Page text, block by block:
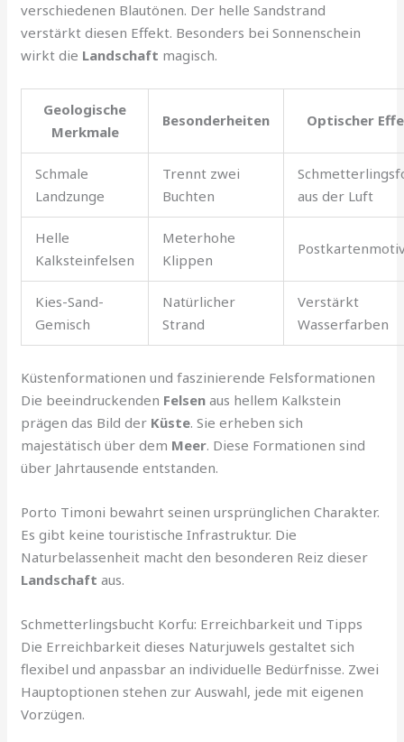
verschiedenen Blautönen. Der helle Sandstrand
verstärkt diesen Effekt. Besonders bei Sonnenschein
wirkt die Landschaft magisch.
Geologische
Merkmale
Besonderheiten Optischer
Schmale
Landzunge
Trennt zwei
Buchten
aus der Luft
Helle
Kalksteinfelsen
Meterhohe
Klippen
Kies-Sand-
Gemisch
Natürlicher
Strand
Verstärkt
Wasserfarben
Küstenformationen und faszinierende Felsformationen
Die beeindruckenden Felsen aus hellem Kalkstein
prägen das Bild der Küste. Sie erheben sich
majestätisch über dem Meer. Diese Formationen sind
über Jahrtausende entstanden.
Porto Timoni bewahrt seinen ursprünglichen Charakter.
Es gibt keine touristische Infrastruktur. Die
Naturbelassenheit macht den besonderen Reiz dieser
Landschaft aus.
Schmetterlingsbucht Korfu: Erreichbarkeit und Tipps
Die Erreichbarkeit dieses Naturjuwels gestaltet sich
flexibel und anpassbar an individuelle Bedürfnisse. Zwei
Hauptoptionen stehen zur Auswahl, jede mit eigenen
Vorzügen.